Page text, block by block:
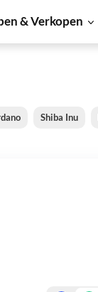
& Verkopen
Shiba Inu